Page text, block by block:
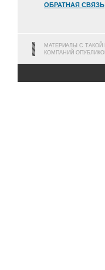
ОБРАТНАЯ СВЯЗЬ
МАТЕРИАЛЫ С ТАКОЙ
КОМПАНИЙ